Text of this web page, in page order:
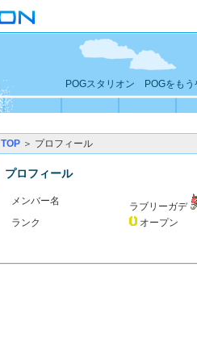
POGスタリオン POGをもう
TOP ＞ プロフィール
プロフィール
メンバー名
ラブリーガデ
ランク
オープン